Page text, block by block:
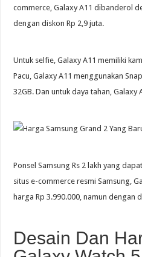
commerce, Galaxy A11 dibanderol
dengan diskon Rp 2,9 juta.
Untuk selfie, Galaxy A11 memiliki
Pacu, Galaxy A11 menggunakan
32GB. Dan untuk daya tahan,
Ponsel Samsung Rs 2 lakh yang
situs e-commerce resmi Samsung,
harga Rp 3.990.000, namun dengan
Desain Dan